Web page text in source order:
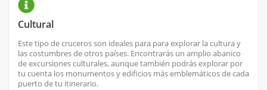
Cultural
Este tipo de cruceros son ideales para para explorar la cultura y
las costumbres de otros países. Encontrarás un amplio abanico
de excursiones culturales, aunque también podrás explorar por
tu cuenta los monumentos y edificios más emblemáticos de cada
puerto de tu itinerario.